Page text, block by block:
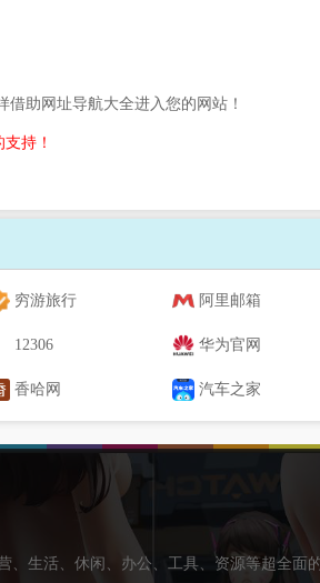
助网址导航大全进入您的网站！
持！
穷游旅行 阿里邮箱
12306 华为官网
香哈网 汽车之家
生活、休闲、办公、工具、资源等超全面